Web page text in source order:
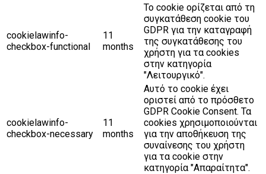
cookielawinfo-
checkbox-functional
11
months
Το cookie ορίζεται από τη
συγκατάθεση cookie του
GDPR για την καταγραφή
της συγκατάθεσης του
χρήστη για τα cookies
στην κατηγορία
"Λειτουργικό".
cookielawinfo-
checkbox-necessary
11
months
Αυτό το cookie έχει
οριστεί από το πρόσθετο
GDPR Cookie Consent. Τα
cookies χρησιμοποιούνται
για την αποθήκευση της
συναίνεσης του χρήστη
για τα cookie στην
κατηγορία "Απαραίτητα".